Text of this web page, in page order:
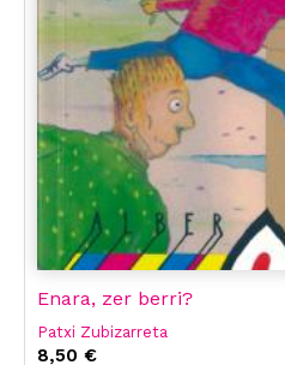
Enara, zer berri?
Patxi Zubizarreta
8,50 €